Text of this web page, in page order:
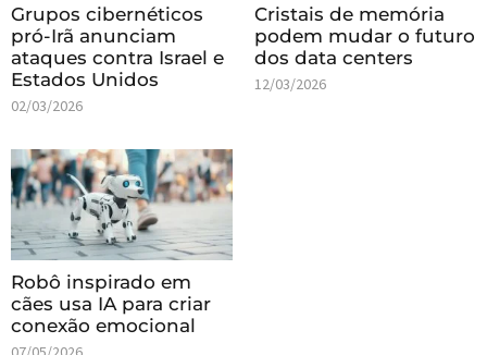
Grupos cibernéticos
pró-Irã anunciam
ataques contra Israel e
Estados Unidos
02/03/2026
Cristais de memória
podem mudar o futuro
dos data centers
12/03/2026
Robô inspirado em
cães usa IA para criar
conexão emocional